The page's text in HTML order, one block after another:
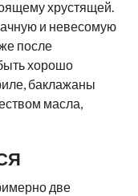
хрустящей.
и невесомую
после
хорошо
баклажаны
масла,
две